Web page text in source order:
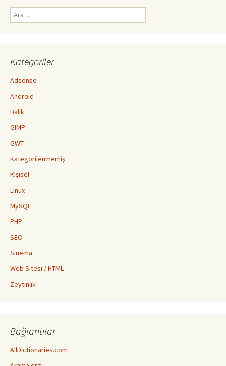
Arama:
Kategoriler
Adsense
Android
Balık
GIMP
GWT
Kategorilenmemiş
Kişisel
Linux
MySQL
PHP
SEO
Sinema
Web Sitesi / HTML
Zeytinlik
Bağlantılar
AllDictionaries.com